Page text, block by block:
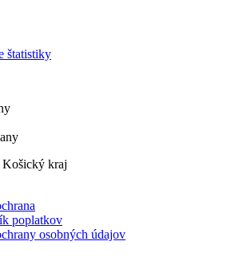
štatistiky
Košický kraj
poplatkov
osobných údajov